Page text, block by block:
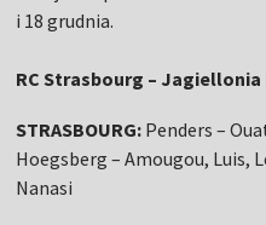
i 18 grudnia.
RC Strasbourg – Jagiellonia
STRASBOURG: Penders –
Hoegsberg – Amougou, Luis,
Nanasi